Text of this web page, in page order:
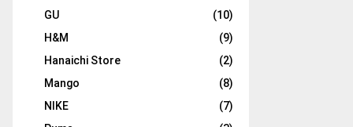
GU
(10)
H&M
(9)
Hanaichi Store
(2)
Mango
(8)
NIKE
(7)